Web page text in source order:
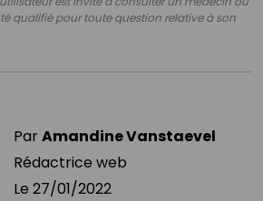
qualifié pour toute question relative à son
ParAmandine Vanstaevel
Rédactrice web
Le 27/01/2022